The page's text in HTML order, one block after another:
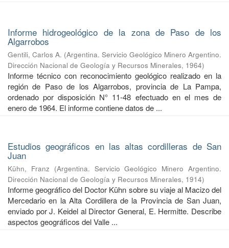
Informe hidrogeológico de la zona de Paso de los
Algarrobos
Gentili, Carlos A. (Argentina. Servicio Geológico Minero Argentino.
Dirección Nacional de Geología y Recursos Minerales, 1964)
Informe técnico con reconocimiento geológico realizado en la
región de Paso de los Algarrobos, provincia de La Pampa,
ordenado por disposición N° 11-48 efectuado en el mes de
enero de 1964. El informe contiene datos de ...
Estudios geográficos en las altas cordilleras de San
Juan
Kühn, Franz (Argentina. Servicio Geológico Minero Argentino.
Dirección Nacional de Geología y Recursos Minerales, 1914)
Informe geográfico del Doctor Kühn sobre su viaje al Macizo del
Mercedario en la Alta Cordillera de la Provincia de San Juan,
enviado por J. Keidel al Director General, E. Hermitte. Describe
aspectos geográficos del Valle ...